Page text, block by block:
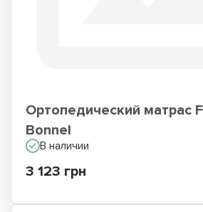
Ортопедический матрас
Bonnel
В наличии
3 123 грн